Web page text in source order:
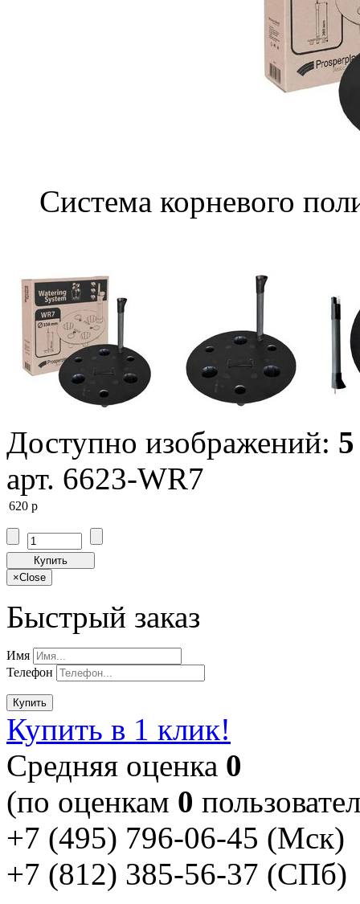
Система корневого
Доступно изображений: 5
арт. 6623-WR7
620 p
Купить
×Close
Быстрый заказ
Имя
Телефон
Купить
Купить в 1 клик!
Cредняя оценка 0
(по оценкам 0
+7 (495) 796-06-45 (Мск)
+7 (812) 385-56-37 (СПб)